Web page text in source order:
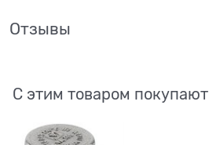
Отзывы
С этим товаром покупают